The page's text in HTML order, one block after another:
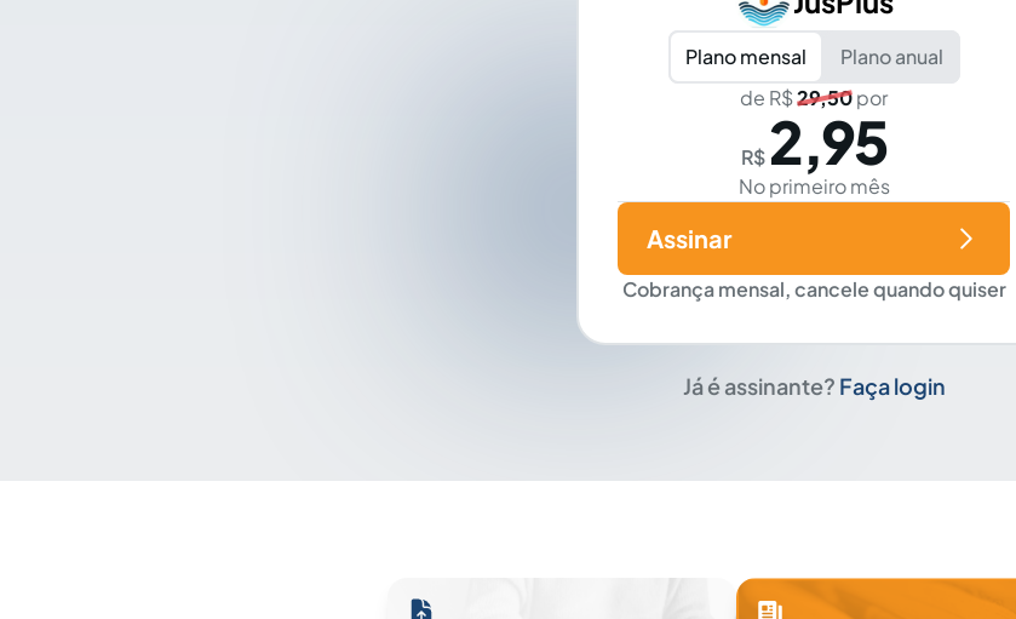
Plano mensal
Plano anual
de R$29,50por
R$ 2,95
No primeiro mês
Cobrança mensal, cancele quando quiser
Assinar
Já é assinante? Faça login